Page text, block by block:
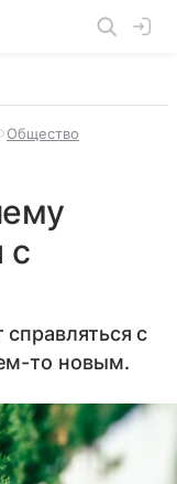
Общество
с
с
то новым.